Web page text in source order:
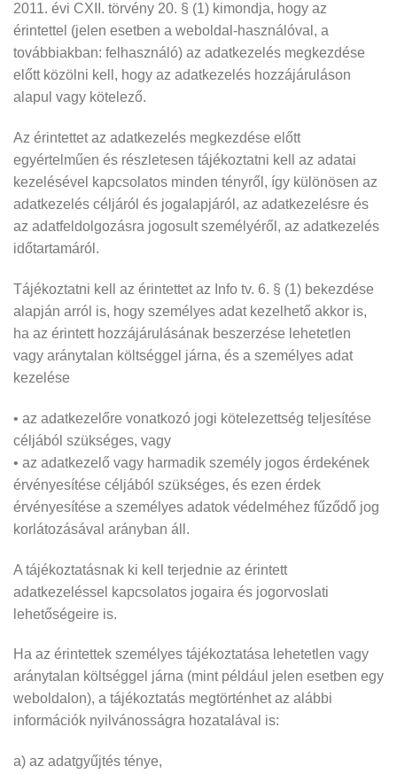
2011. évi CXII. törvény 20. § (1) kimondja, hogy az
érintettel (jelen esetben a weboldal-használóval, a
továbbiakban: felhasználó) az adatkezelés megkezdése
előtt közölni kell, hogy az adatkezelés hozzájáruláson
alapul vagy kötelező.
Az érintettet az adatkezelés megkezdése előtt
egyértelműen és részletesen tájékoztatni kell az adatai
kezelésével kapcsolatos minden tényről, így különösen az
adatkezelés céljáról és jogalapjáról, az adatkezelésre és
az adatfeldolgozásra jogosult személyéről, az adatkezelés
időtartamáról.
Tájékoztatni kell az érintettet az Info tv. 6. § (1) bekezdése
alapján arról is, hogy személyes adat kezelhető akkor is,
ha az érintett hozzájárulásának beszerzése lehetetlen
vagy aránytalan költséggel járna, és a személyes adat
kezelése
• az adatkezelőre vonatkozó jogi kötelezettség teljesítése
céljából szükséges, vagy
• az adatkezelő vagy harmadik személy jogos érdekének
érvényesítése céljából szükséges, és ezen érdek
érvényesítése a személyes adatok védelméhez fűződő jog
korlátozásával arányban áll.
A tájékoztatásnak ki kell terjednie az érintett
adatkezeléssel kapcsolatos jogaira és jogorvoslati
lehetőségeire is.
Ha az érintettek személyes tájékoztatása lehetetlen vagy
aránytalan költséggel járna (mint például jelen esetben egy
weboldalon), a tájékoztatás megtörténhet az alábbi
információk nyilvánosságra hozatalával is:
a) az adatgyűjtés ténye,